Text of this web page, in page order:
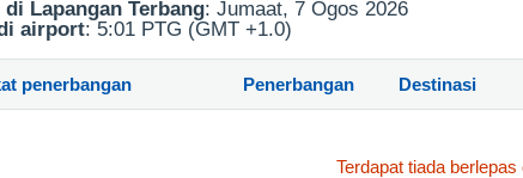
di Lapangan Terbang: Jumaat, 7 Ogos 2026
airport: 5:01 PTG (GMT +1.0)
penerbangan Penerbangan Destinasi
Terdapat tiada